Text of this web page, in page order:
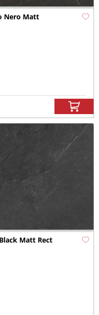
Nero Matt
Matt Rect